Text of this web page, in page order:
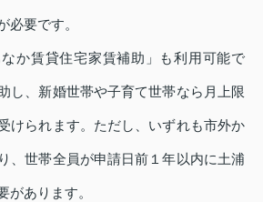
必要です。
か賃貸住宅家賃補助」も利用可能で
し、新婚世帯や子育て世帯なら月上限
けられます。ただし、いずれも市外か
、世帯全員が申請日前１年以内に土浦
があります。